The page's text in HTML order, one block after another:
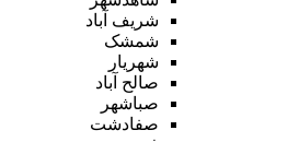
شریف آباد
شمشک
شهریار
صالح آباد
صباشهر
صفادشت